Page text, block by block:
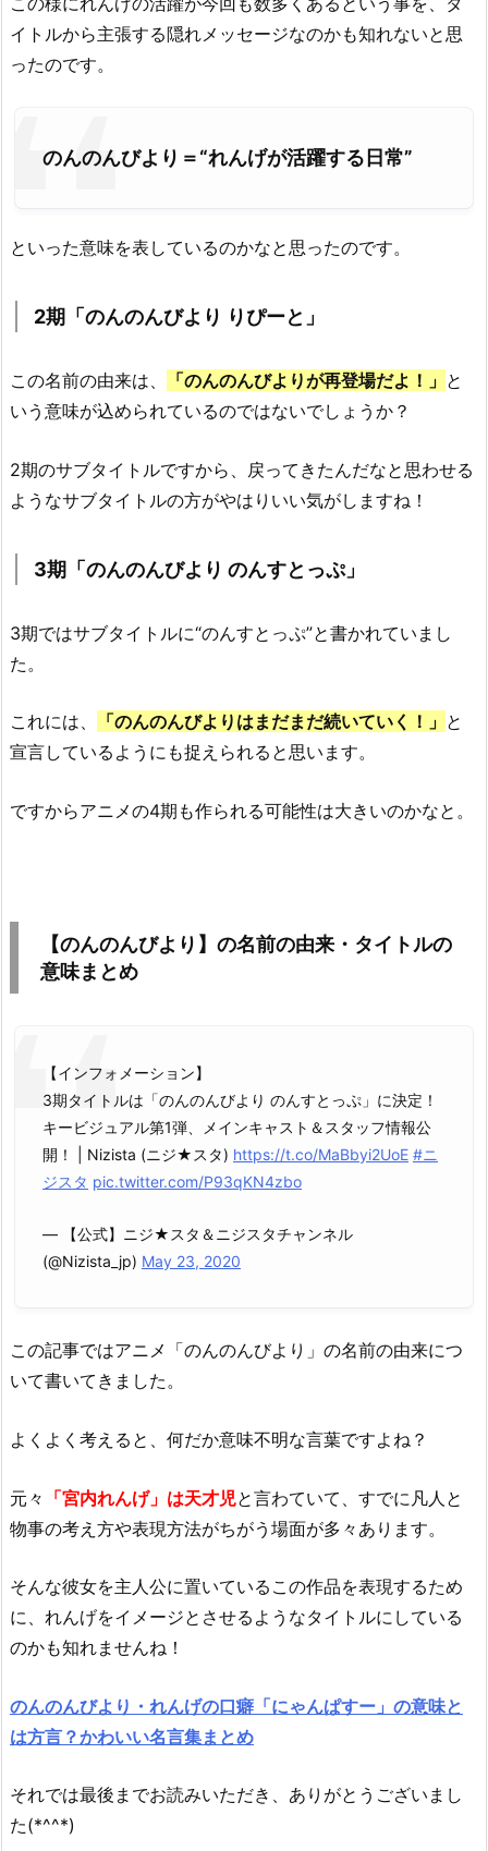
イトルから主張する隠れメッセージなのかも知れないと思
ったのです。
のんのんびより＝“れんげが活躍する日常”
といった意味を表しているのかなと思ったのです。
2期「のんのんびより りぴーと」
この名前の由来は、 「のんのんびよりが再登場だよ！」 と
いう意味が込められているのではないでしょうか？
2期のサブタイトルですから、戻ってきたんだなと思わせる
ようなサブタイトルの方がやはりいい気がしますね！
3期「のんのんびより のんすとっぷ」
3期ではサブタイトルに“のんすとっぷ”と書かれていまし
た。
これには、 「のんのんびよりはまだまだ続いていく！」 と
宣言しているようにも捉えられると思います。
ですからアニメの4期も作られる可能性は大きいのかなと。
【のんのんびより】の名前の由来・タイトルの
意味まとめ
【インフォメーション】
3期タイトルは「のんのんびより のんすとっぷ」に決定！
キービジュアル第1弾、メインキャスト＆スタッフ情報公
開！ | Nizista (ニジ★スタ) https://t.co/MaBbyi2UoE #ニ
ジスタ pic.twitter.com/P93qKN4zbo
— 【公式】ニジ★スタ＆ニジスタチャンネル
(@Nizista_jp) May 23, 2020
この記事ではアニメ「のんのんびより」の名前の由来につ
いて書いてきました。
よくよく考えると、何だか意味不明な言葉ですよね？
元々 「宮内れんげ」は天才児と言わていて、すでに凡人と
物事の考え方や表現方法がちがう場面が多々あります。
そんな彼女を主人公に置いているこの作品を表現するため
に、れんげをイメージとさせるようなタイトルにしている
のかも知れませんね！
のんのんびより・れんげの口癖「にゃんぱすー」の意味と
は方言？かわいい名言集まとめ
それでは最後までお読みいただき、ありがとうございまし
た(*^^*)